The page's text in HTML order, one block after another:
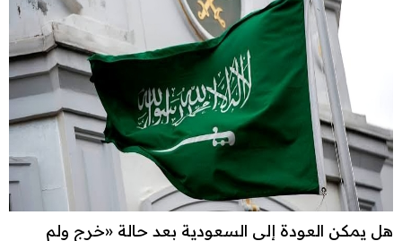
هل يمكن العودة إلى السعودية بعد حالة «خرج ولم